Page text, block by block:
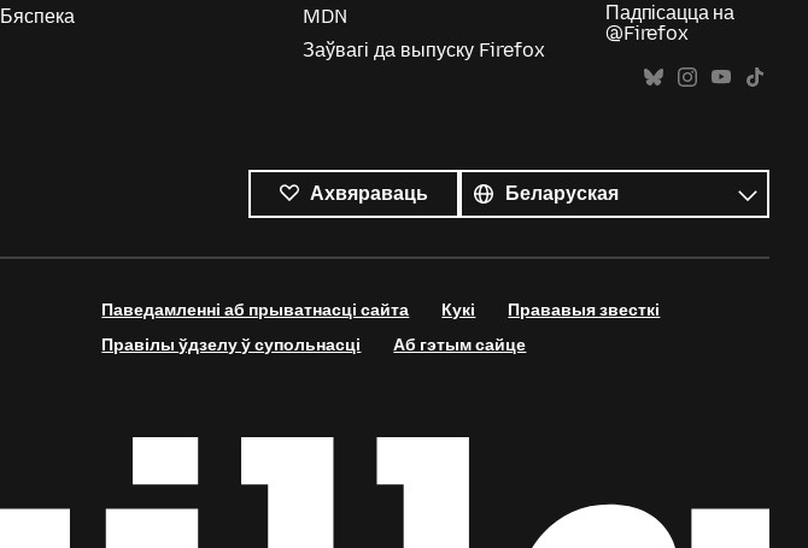
Бяспека
MDN
Заўвагі да выпуску Firefox
Падпісацца на
@Firefox
Ахвяраваць
мовы
Мова
Паведамленні аб прыватнасці сайта Кукі
Прававыя звесткі
Правілы ўдзелу ў супольнасці
Аб гэтым сайце